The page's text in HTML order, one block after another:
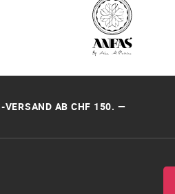
VERSAND AB CHF 150. —